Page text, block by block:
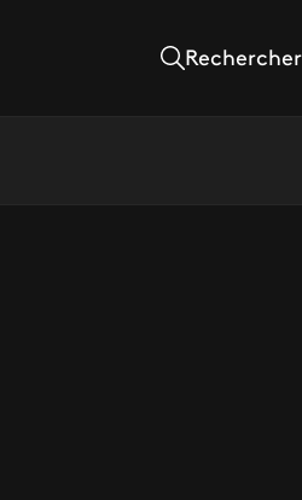
Rechercher